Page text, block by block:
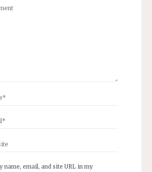
name, email, and site URL in my